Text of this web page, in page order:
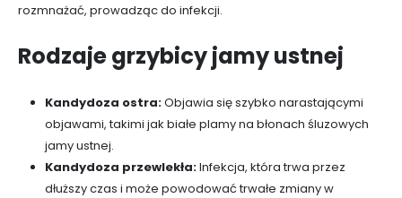
rozmnażać, prowadząc do infekcji.
Rodzaje grzybicy jamy ustnej
Kandydoza ostra:Objawia się szybko narastającymi
objawami, takimi jak białe plamy na błonach śluzowych
jamy ustnej.
Kandydoza przewlekła:Infekcja, która trwa przez
dłuższy czas i może powodować trwałe zmiany w